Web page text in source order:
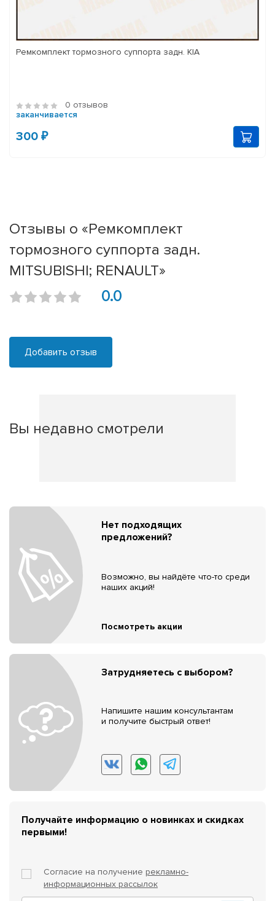
Ремкомплект тормозного суппорта задн. KIA
0 отзывов
заканчивается
300 ₽
Отзывы о «Ремкомплект
тормозного суппорта задн.
MITSUBISHI; RENAULT»
0.0
Добавить отзыв
Вы недавно смотрели
Нет подходящих
предложений?
Возможно, вы найдёте что-то среди
наших акций!
Посмотреть акции
Затрудняетесь с выбором?
Напишите нашим консультантам
и получите быстрый ответ!
Получайте информацию о новинках и скидках
первыми!
Согласие на получение рекламно-
информационных рассылок